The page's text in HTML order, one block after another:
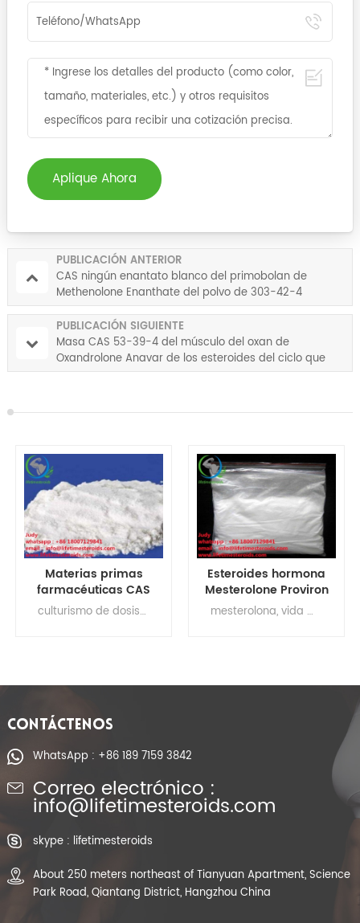
Aplique Ahora
PUBLICACIÓN ANTERIOR
CAS ningún enantato blanco del primobolan de
Methenolone Enanthate del polvo de 303-42-4
esteroides para el edificio del músculo
PUBLICACIÓN SIGUIENTE
Masa CAS 53-39-4 del músculo del oxan de
Oxandrolone Anavar de los esteroides del ciclo que
abulta
Esteroides hormona
Mesterolone Proviron
esteroide anabólico
mesterolona, ​​vida media de mesterolona, ​​usos de mesterolona, ​​alternativa de mesterolona, ​​beneficios de mesterolona, ​​mesterolona bayer, mesterolona para la construcción muscular
Polvo de CAS 53-39-
4 Oxandrolone
Anavar Steriods
para la pérdida de
pharmacom oxandrolona, ​​​​farma oxandrolona, ​​resultados de oxandrolona, ​​revisiones de oxandrolona, ​​oxandrolona reddit, polvo crudo de oxandrolona, ​​esteroides de oxandrolona reddit, oxandrolona japón
CONTÁCTENOS
WhatsApp : +86 189 7159 3842
Correo electrónico :
info@lifetimesteroids.com
skype : lifetimesteroids
About 250 meters northeast of Tianyuan Apartment, Science
Park Road, Qiantang District, Hangzhou China